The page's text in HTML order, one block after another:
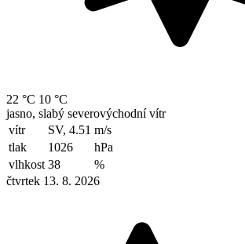
22 °C 10 °C
jasno, slabý severovýchodní vítr
vítr
SV, 4.51 m/s
tlak
1026
hPa
vlhkost 38
%
čtvrtek 13. 8. 2026